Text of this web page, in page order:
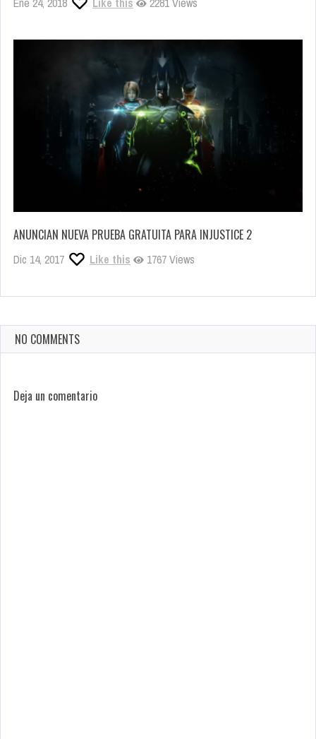
ANUNCIAN NUEVA PRUEBA GRATUITA PARA INJUSTICE 2
Dic 14, 2017 Like this 1767 Views
NO COMMENTS
Deja un comentario